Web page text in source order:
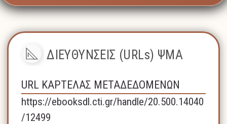
ΔΙΕΥΘΥΝΣΕΙΣ (URLs) ΨΜΑ
URL ΚΑΡΤΕΛΑΣ ΜΕΤΑΔΕΔΟΜΕΝΩΝ
https://ebooksdl.cti.gr/handle/20.500.14040
/12499